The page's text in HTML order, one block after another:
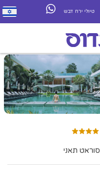
טיולי ירח דבש